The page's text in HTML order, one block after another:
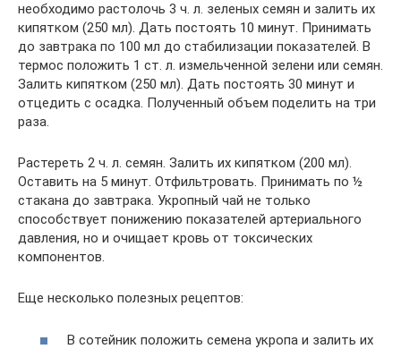
необходимо растолочь 3 ч. л. зеленых семян и залить их
кипятком (250 мл). Дать постоять 10 минут. Принимать
до завтрака по 100 мл до стабилизации показателей. В
термос положить 1 ст. л. измельченной зелени или семян.
Залить кипятком (250 мл). Дать постоять 30 минут и
отцедить с осадка. Полученный объем поделить на три
раза.
Растереть 2 ч. л. семян. Залить их кипятком (200 мл).
Оставить на 5 минут. Отфильтровать. Принимать по ½
стакана до завтрака. Укропный чай не только
способствует понижению показателей артериального
давления, но и очищает кровь от токсических
компонентов.
Еще несколько полезных рецептов:
В сотейник положить семена укропа и залить их